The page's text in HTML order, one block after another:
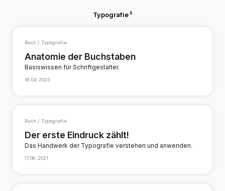
Typografie 6
Buch / Typografie
Anatomie der Buchstaben
Basiswissen für Schriftgestalter.
18.04.2023
Buch / Typografie
Der erste Eindruck zählt!
Das Handwerk der Typografie verstehen und anwenden.
17.06.2021